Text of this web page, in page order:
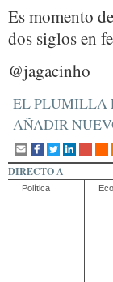
Es momento
dos siglos en
@jagacinho
EL PLUMILLA
AÑADIR
DIRECTO A
Política